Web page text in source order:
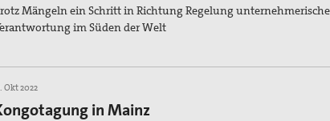
Mängeln ein Schritt in Richtung Regelung
im Süden der Welt
Okt 2022
in Mainz